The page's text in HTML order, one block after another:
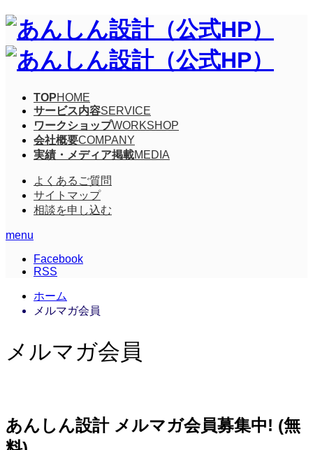
TOPHOME
サービス内容SERVICE
ワークショップWORKSHOP
会社概要COMPANY
実績・メディア掲載MEDIA
よくあるご質問
サイトマップ
相談を申し込む
menu
Facebook
RSS
ホーム
メルマガ会員
メルマガ会員
あんしん設計 メルマガ会員募集中! (無